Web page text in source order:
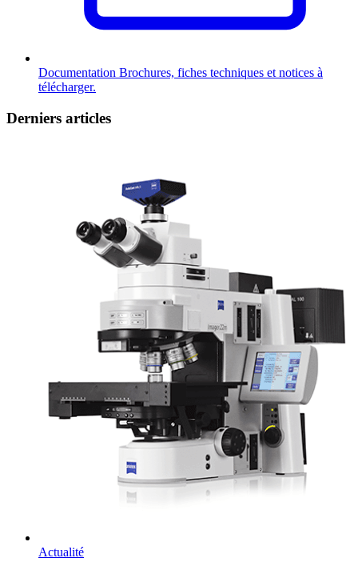
Documentation Brochures, fiches techniques et notices à
télécharger.
Derniers articles
Actualité